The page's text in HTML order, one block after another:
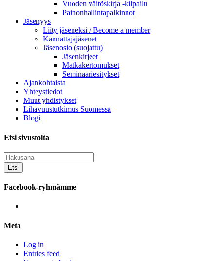
Vuoden väitöskirja -kilpailu
Painonhallintapalkinnot
Jäsenyys
Liity jäseneksi / Become a member
Kannattajajäsenet
Jäsenosio (suojattu)
Jäsenkirjeet
Matkakertomukset
Seminaariesitykset
Ajankohtaista
Yhteystiedot
Muut yhdistykset
Lihavuustutkimus Suomessa
Blogi
Etsi sivustolta
Facebook-ryhmämme
Facebook
Meta
Log in
Entries feed